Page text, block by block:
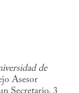
de
Asesor